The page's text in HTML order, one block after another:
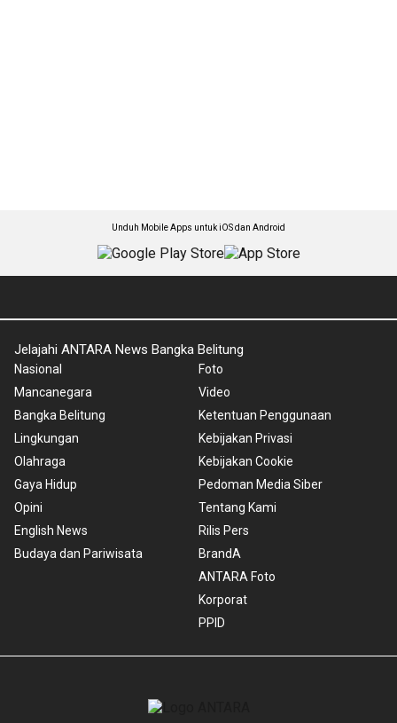
Unduh Mobile Apps untuk iOS dan Android
Jelajahi ANTARA News Bangka Belitung
Nasional
Mancanegara
Bangka Belitung
Lingkungan
Olahraga
Gaya Hidup
Opini
English News
Budaya dan Pariwisata
Foto
Video
Ketentuan Penggunaan
Kebijakan Privasi
Kebijakan Cookie
Pedoman Media Siber
Tentang Kami
Rilis Pers
BrandA
ANTARA Foto
Korporat
PPID